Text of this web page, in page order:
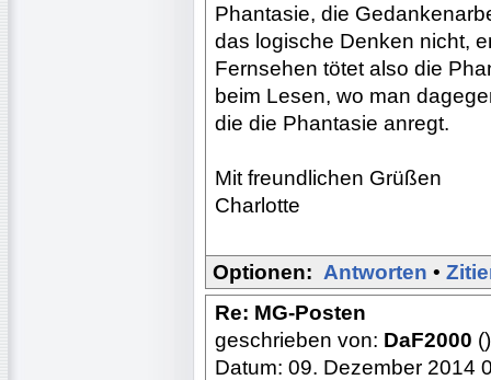
Phantasie, die
das logische Denken nicht,
Fernsehen tötet also die
beim Lesen, wo man
die die Phantasie anregt.
Mit freundlichen Grüßen
Charlotte
Optionen: Antworten •
Re: MG-Posten
geschrieben von: DaF2000 ()
Datum: 09. Dezember 2014